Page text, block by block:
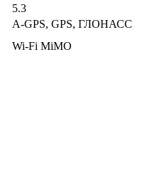
5.3
A-GPS, GPS, ГЛОНАСС
Wi-Fi MiMO